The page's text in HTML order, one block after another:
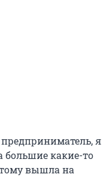
я
большие какие-то
вышла на